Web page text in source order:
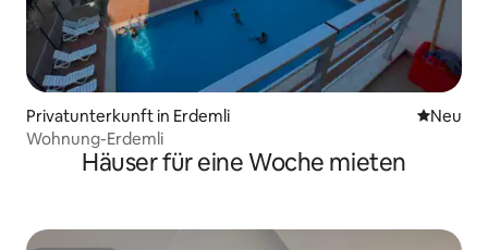
Privatunterkunft in Erdemli Neue
Neu
Wohnung-Erdemli
Häuser für eine Woche mieten